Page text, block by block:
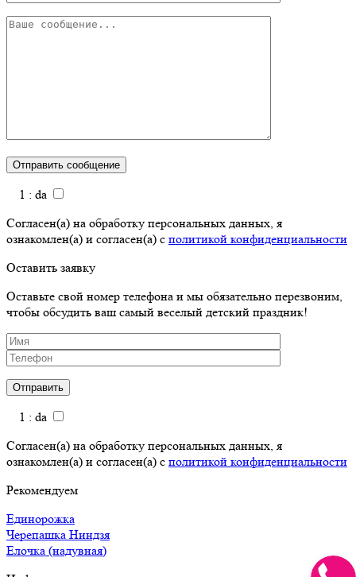
1 : da
Согласен(а) на обработку персональных данных, я
ознакомлен(а) и согласен(а) с политикой конфиденциальности
Оставить заявку
Оставьте свой номер телефона и мы обязательно перезвоним,
чтобы обсудить ваш самый веселый детский праздник!
1 : da
Согласен(а) на обработку персональных данных, я
ознакомлен(а) и согласен(а) с политикой конфиденциальности
Рекомендуем
Единорожка
Черепашка Ниндзя
Елочка (надувная)